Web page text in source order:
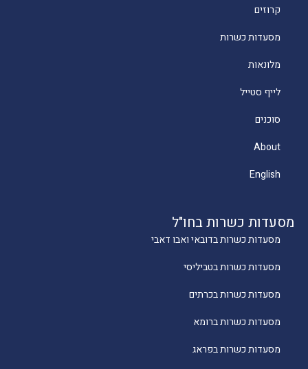
מסעדות כשרות בחו"ל
מסעדות כשרות בדובאי ואבו דאבי
מסעדות כשרות בטביליסי
מסעדות כשרות בכרתים
מסעדות כשרות ברומא
מסעדות כשרות בפראג
קרוזים
מסעדות כשרות
מלונאות
לייף סטייל
סוכנים
About
English